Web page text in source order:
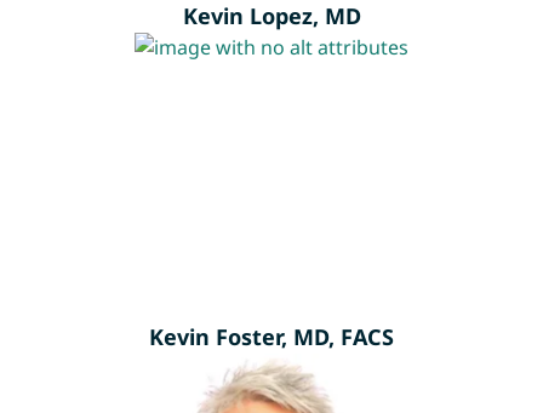
Kevin Lopez, MD
Kevin Foster, MD, FACS